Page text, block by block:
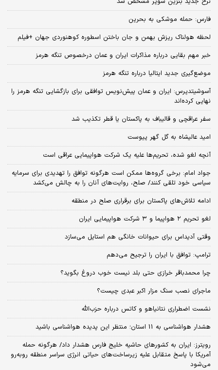
فارس: حمله موشکی به بحرین
لحظه هولناک ریزش بهمن و جان باختن اسطوره کوهنوردی جهان +فیلم
خبر مهم بقایی درباره مذاکرات ایران و عمان درخصوص تنگه هرمز
موضع‌گیری جدید ایتالیا درباره تنگه هرمز
آسوشیتدپرس: ایران و عمان پیش‌‌نویس توافقی برای بازگشایی تنگه هرمز را
نهایی کرده‌اند
سفر عراقچی و قالیباف به پاکستان یا قطر تکذیب شد
امید عالیشاه به گل گهر پیوست
آنچه لغو شده، تحریم‌ها علیه یک شرکت هواپیمایی عراقی است
جواد امام: برخی گروه‌ها ممکن است هرگونه توافق را تهدیدی برای سرمایه
سیاسی خود تلقی کنند/ صلح، روایت‌های آنان را به چالش می‌کشد
ادامه تلاش‌های پاکستان برای برقراری صلح در منطقه
لغو تحریم ۲ هواپیما و ۳ شرکت هواپیمایی ایران
وقتی آدیداس برای حیوانات خانگی هم استایل می‌سازد
ترامپ: توافق با ایران را ترجیح می‌دهم
چرا محمدباقر خرازی حتی بلد نیست خوب دروغ بگوید؟
ماجرای نصب سنگ مزار اکبر عبدی چیست؟
نشست اضطراری نتانیاهو و کاتس درباره حزب‌الله
هشدار هواشناسی به 11 استان؛ منتظر این پدیده هواشناسی باشید
رویترز: ایران به کشورهای حاشیه خلیج فارس هشدار داد/ هرگونه حمله
آمریکا با پاسخ متقابل علیه زیرساخت‌های حیاتی انرژی سراسر منطقه روبه‌رو
می‌شود